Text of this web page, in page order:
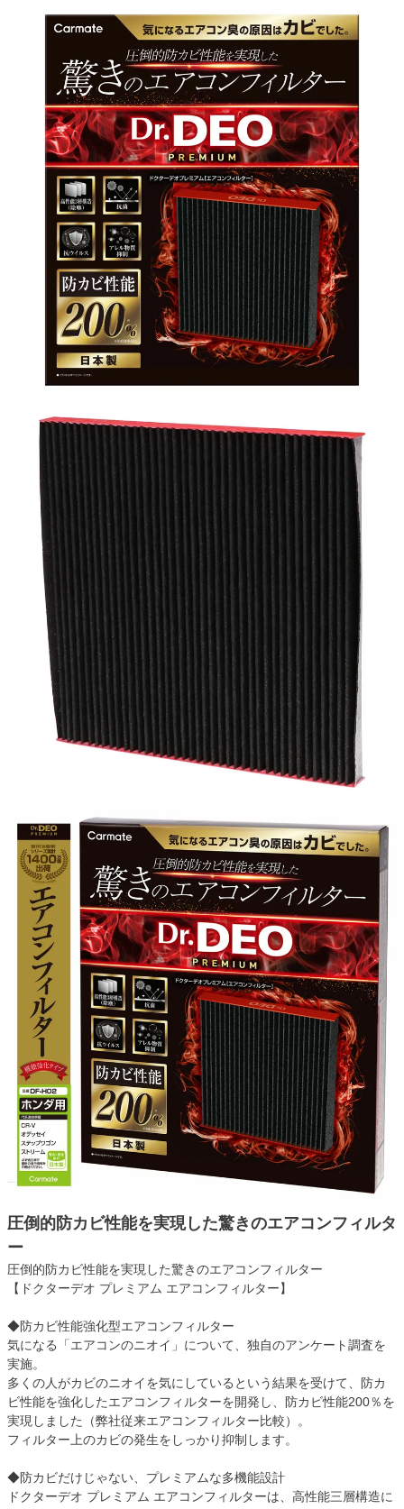
圧倒的防カビ性能を実現した驚きのエアコンフィルタ
ー
圧倒的防カビ性能を実現した驚きのエアコンフィルター
【ドクターデオ プレミアム エアコンフィルター】
◆防カビ性能強化型エアコンフィルター
気になる「エアコンのニオイ」について、独自のアンケート調査を
実施。
多くの人がカビのニオイを気にしているという結果を受けて、防カ
ビ性能を強化したエアコンフィルターを開発し、防カビ性能200％を
実現しました（弊社従来エアコンフィルター比較）。
フィルター上のカビの発生をしっかり抑制します。
◆防カビだけじゃない、プレミアムな多機能設計
ドクターデオ プレミアム エアコンフィルターは、高性能三層構造に